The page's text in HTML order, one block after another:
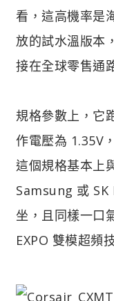
看，這高機率是
放的試水溫版本
接在全球零售通
規格參數上，它
作電壓為 1.35V
這個規格基本上
Samsung 或 SK
坐，且同樣一口
EXPO 雙模超頻